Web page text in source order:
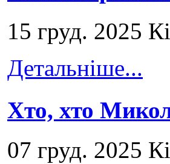
15 груд. 2025
Детальніше...
Хто, хто
07 груд. 2025